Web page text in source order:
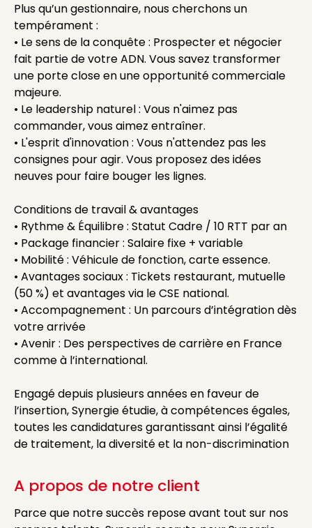
Plus qu’un gestionnaire, nous cherchons un
tempérament :
• Le sens de la conquête : Prospecter et négocier
fait partie de votre ADN. Vous savez transformer
une porte close en une opportunité commerciale
majeure.
• Le leadership naturel : Vous n'aimez pas
commander, vous aimez entraîner.
• L'esprit d'innovation : Vous n'attendez pas les
consignes pour agir. Vous proposez des idées
neuves pour faire bouger les lignes.
Conditions de travail & avantages
• Rythme & Équilibre : Statut Cadre / 10 RTT par an
• Package financier : Salaire fixe + variable
• Mobilité : Véhicule de fonction, carte essence.
• Avantages sociaux : Tickets restaurant, mutuelle
(50 %) et avantages via le CSE national.
• Accompagnement : Un parcours d’intégration dès
votre arrivée
• Avenir : Des perspectives de carrière en France
comme à l’international.
Engagé depuis plusieurs années en faveur de
l’insertion, Synergie étudie, à compétences égales,
toutes les candidatures garantissant ainsi l’égalité
de traitement, la diversité et la non-discrimination
A propos de notre client
Parce que notre succès repose avant tout sur nos